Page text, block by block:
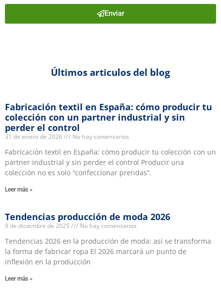
Enviar
Últimos articulos del blog
Fabricación textil en España: cómo producir tu
colección con un partner industrial y sin
perder el control
31 de enero de 2026 No hay comentarios
Fabricación textil en España: cómo producir tu colección con un
partner industrial y sin perder el control Producir una
colección no es solo “confeccionar prendas”.
Leer más »
Tendencias producción de moda 2026
9 de diciembre de 2025 No hay comentarios
Tendencias 2026 en la producción de moda: así se transforma
la forma de fabricar ropa El 2026 marcará un punto de
inflexión en la producción
Leer más »